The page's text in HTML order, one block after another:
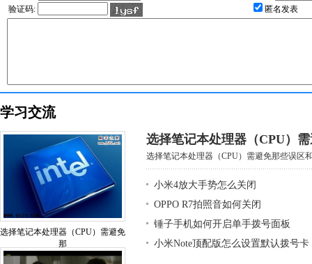
验证码:
匿名发表
学习交流
选择笔记本处理器（CPU）需避免
那
选择笔记本处理器（CPU）
选择笔记本处理器（CPU）需避免那些误区
小米4放大手势怎么关闭
OPPO R7拍照音如何关闭
锤子手机如何开启单手拨号面板
小米Note顶配版怎么设置默认拨号卡